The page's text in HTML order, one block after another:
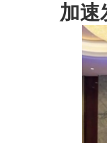
加速